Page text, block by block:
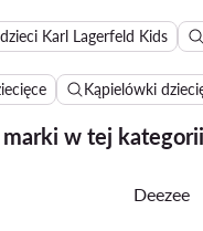
Karl Lagerfeld Kids
Kąpielówki
marki w tej kategorii
Deezee